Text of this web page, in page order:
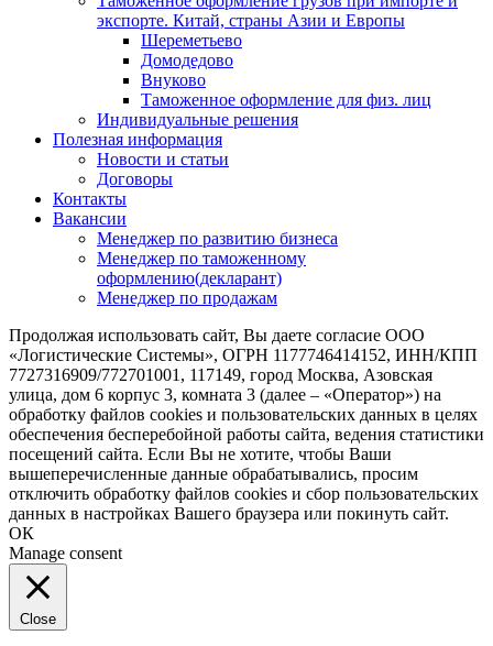
экспорте. Китай, страны Азии и Европы
Шереметьево
Домодедово
Внуково
Таможенное оформление для физ. лиц
Индивидуальные решения
Полезная информация
Новости и статьи
Договоры
Контакты
Вакансии
Менеджер по развитию бизнеса
Менеджер по таможенному
оформлению(декларант)
Менеджер по продажам
Продолжая использовать сайт, Вы даете согласие ООО
«Логистические Системы», ОГРН 1177746414152, ИНН/КПП
7727316909/772701001, 117149, город Москва, Азовская
улица, дом 6 корпус 3, комната 3 (далее – «Оператор») на
обработку файлов cookies и пользовательских данных в целях
обеспечения бесперебойной работы сайта, ведения статистики
посещений сайта. Если Вы не хотите, чтобы Ваши
вышеперечисленные данные обрабатывались, просим
отключить обработку файлов cookies и сбор пользовательских
данных в настройках Вашего браузера или покинуть сайт.
ОК
Manage consent
Close